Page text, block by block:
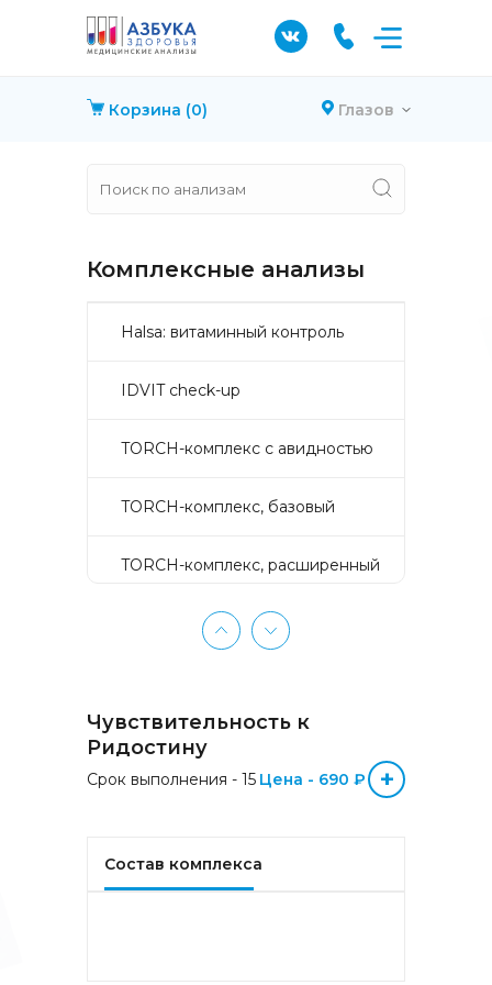
Корзина (0) Глазов
Комплексные анализы
Halsa: витаминный контроль
IDVIT check-up
TORCH-комплекс с авидностью
TORCH-комплекс, базовый
TORCH-комплекс, расширенный
TORCH-комплекс, скрининг
Аллергокомплекс «Пищевая
аллергия» IgE (ImmunoCAP)
(Яичный белок f1, Молоко f2,
Аллергокомплекс «Прогноз
Чувствительность к
Ридостину
Срок выполнения - 15 Цена - 690 ₽ +
Состав комплекса